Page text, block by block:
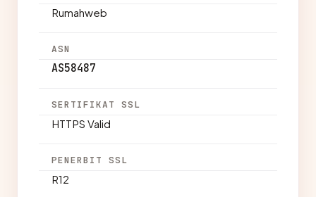
Rumahweb
ASN
AS58487
SERTIFIKAT SSL
HTTPS Valid
PENERBIT SSL
R12